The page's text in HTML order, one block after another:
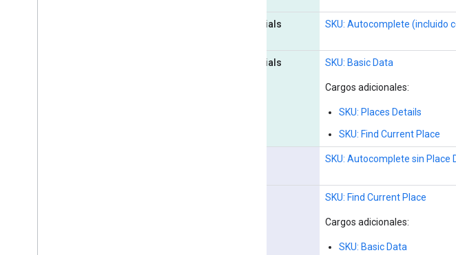
Essentials SKU: Autocomplete (incluido
Essentials SKU: Basic Data
Cargos adicionales:
SKU: Places Details
SKU: Find Current Place
SKU: Autocomplete sin Place
SKU: Find Current Place
Cargos adicionales:
SKU: Basic Data